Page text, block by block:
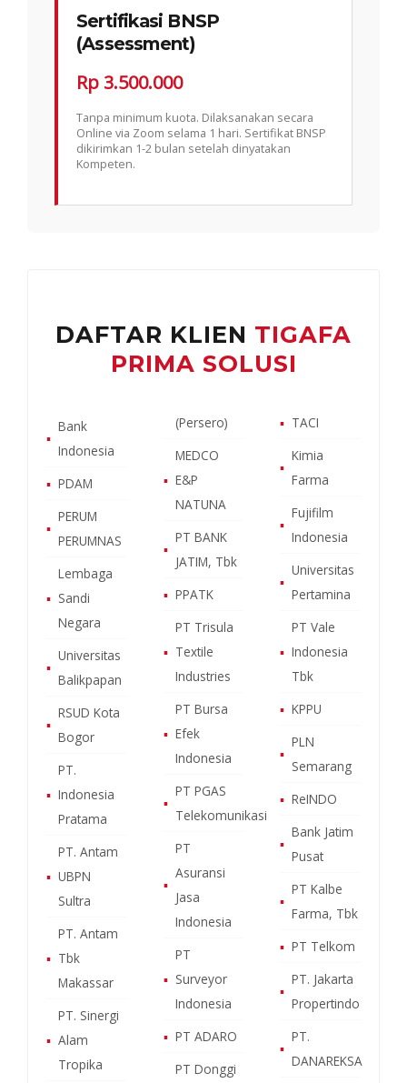
Sertifikasi BNSP
(Assessment)
Rp 3.500.000
Tanpa minimum kuota. Dilaksanakan secara
Online via Zoom selama 1 hari. Sertifikat BNSP
dikirimkan 1-2 bulan setelah dinyatakan
Kompeten.
DAFTAR KLIEN TIGAFA
PRIMA SOLUSI
▪
Bank
Indonesia
▪ PDAM
▪
PERUM
PERUMNAS
▪
Lembaga
Sandi
Negara
▪
Universitas
Balikpapan
▪
RSUD Kota
Bogor
▪
PT.
Indonesia
Pratama
▪
PT. Antam
UBPN
Sultra
▪
PT. Antam
Tbk
Makassar
▪
PT. Sinergi
Alam
Tropika
(Persero)
▪
MEDCO
E&P
NATUNA
▪
PT BANK
JATIM, Tbk
▪ PPATK
▪
PT Trisula
Textile
Industries
▪
PT Bursa
Efek
Indonesia
▪
PT PGAS
Telekomunikasi
▪
PT
Asuransi
Jasa
Indonesia
▪
PT
Surveyor
Indonesia
▪ PT ADARO
PT Donggi
▪ TACI
▪
Kimia
Farma
▪
Fujifilm
Indonesia
▪
Universitas
Pertamina
▪
PT Vale
Indonesia
Tbk
▪ KPPU
▪
PLN
Semarang
▪ ReINDO
▪
Bank Jatim
Pusat
▪
PT Kalbe
Farma, Tbk
▪ PT Telkom
▪
PT. Jakarta
Propertindo
▪
PT.
DANAREKSA